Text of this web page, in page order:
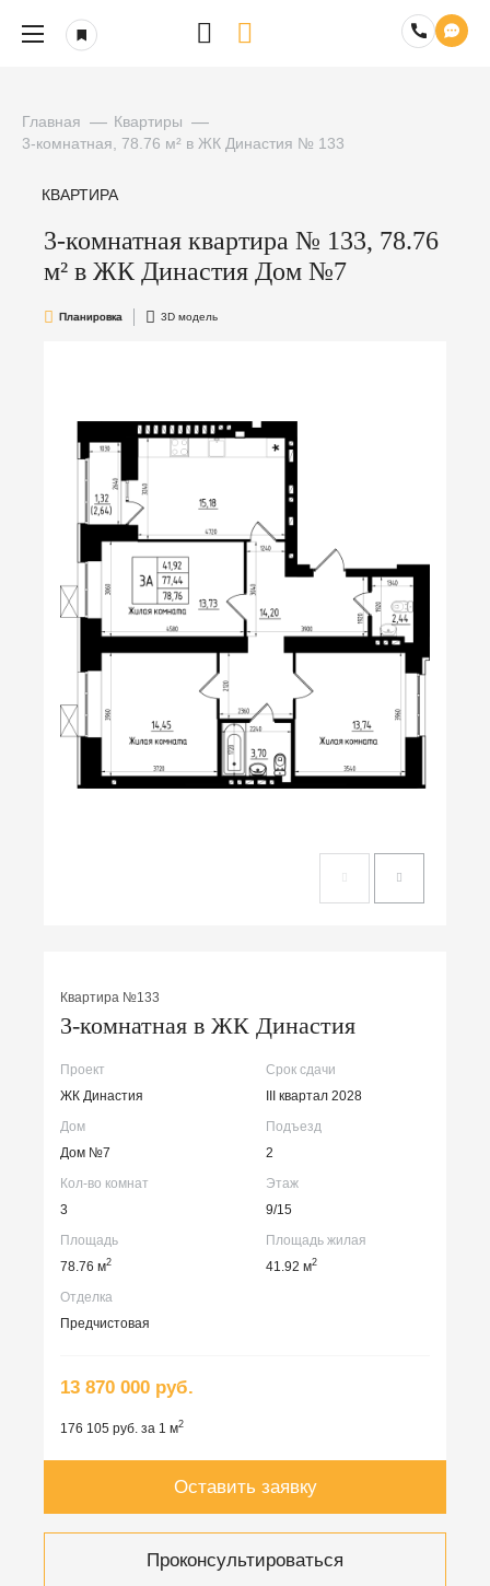
Главная
Квартиры
3-комнатная, 78.76 м² в ЖК Династия № 133
КВАРТИРА
3-комнатная квартира № 133, 78.76
м² в ЖК Династия Дом №7
Планировка 3D модель
Квартира №133
3-комнатная в ЖК Династия
Проект
ЖК Династия
Срок сдачи
III квартал 2028
Дом
Дом №7
Подъезд
2
Кол-во комнат
3
Этаж
9/15
Площадь
78.76 м2
Площадь жилая
41.92 м2
Отделка
Предчистовая
13 870 000 руб.
176 105 руб. за 1 м2
Оставить заявку
Проконсультироваться